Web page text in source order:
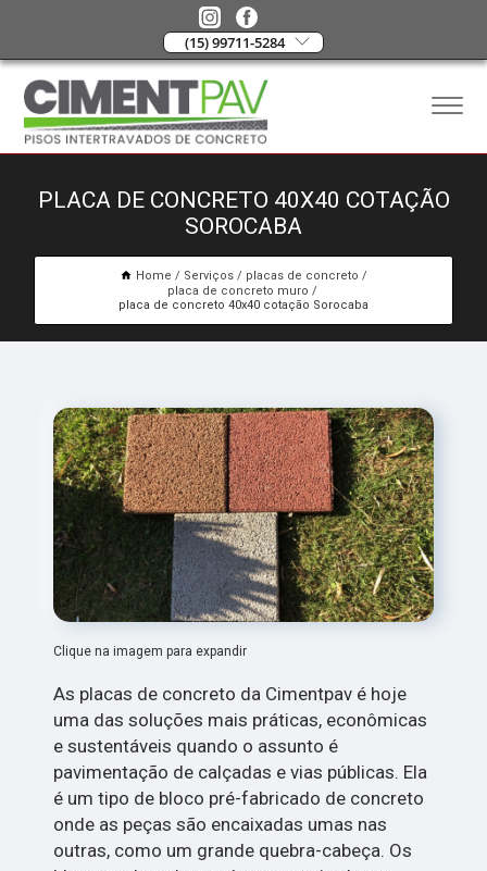
(15) 99711-5284
PLACA DE CONCRETO 40X40 COTAÇÃO
SOROCABA
Home Serviços
placas de concreto
placa de concreto muro
placa de concreto 40x40 cotação Sorocaba
Clique na imagem para expandir
As placas de concreto da Cimentpav é hoje
uma das soluções mais práticas, econômicas
e sustentáveis quando o assunto é
pavimentação de calçadas e vias públicas. Ela
é um tipo de bloco pré-fabricado de concreto
onde as peças são encaixadas umas nas
outras, como um grande quebra-cabeça. Os